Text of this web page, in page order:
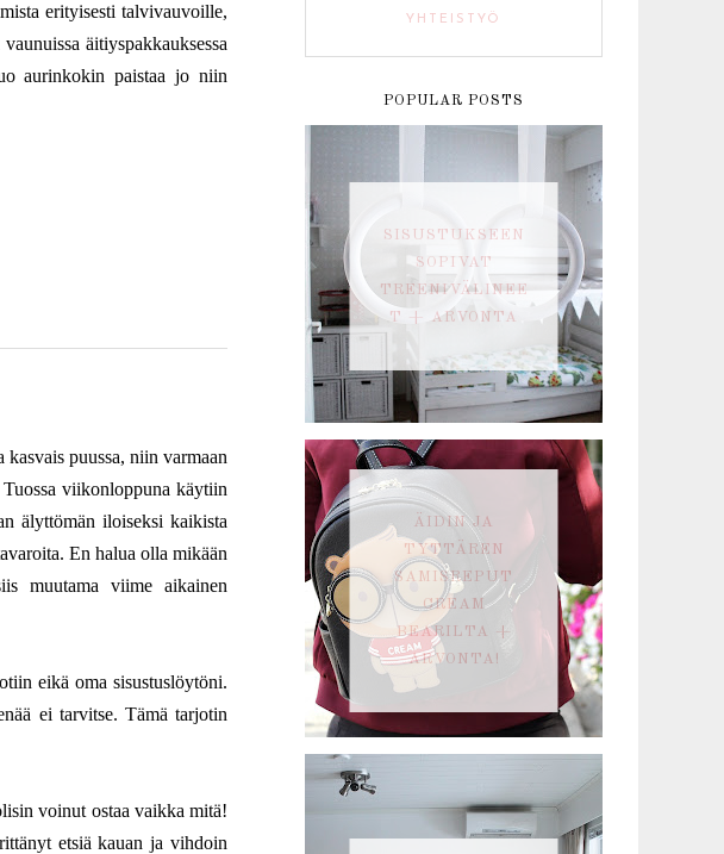
erityisesti talvivauvoille,
äitiyspakkauksessa
aurinkokin paistaa jo niin
puussa, niin varmaan
viikonloppuna käytiin
älyttömän iloiseksi kaikista
En halua olla mikään
muutama viime aikainen
eikä oma sisustuslöytöni.
ei tarvitse. Tämä tarjotin
voinut ostaa vaikka mitä!
etsiä kauan ja vihdoin
YHTEISTYÖ
POPULAR POSTS
SISUSTUKSEEN
SOPIVAT
TREENIVÄLINEE
T + ARVONTA
ÄIDIN JA
TYTTÄREN
SAMISREPUT
CREAM
BEARILTA +
ARVONTA!